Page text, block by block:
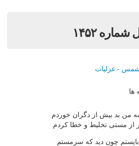
۱۴۵۲
شمس - غزلیات
ها
من بد بیش از دگران خوردم
مستی تخلیط و خطا كردم
چون دید كه سرمستم